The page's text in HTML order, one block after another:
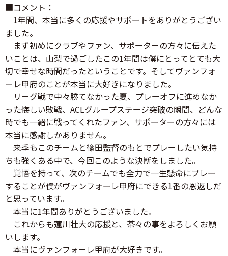
■コメント：
1年間、本当に多くの応援やサポートをありがとうござい
ました。
まず初めにクラブやファン、サポーターの方々に伝えた
いことは、山梨で過ごしたこの1年間は僕にとってとても大
切で幸せな時間だったということです。そしてヴァンフォ
ーレ甲府のことが本当に大好きになりました。
リーグ戦で中々勝てなかった夏、プレーオフに進めなか
った悔しい敗戦、ACLグループステージ突破の瞬間、どんな
時でも一緒に戦ってくれたファン、サポーターの方々には
本当に感謝しかありません。
来季もこのチームと篠田監督のもとでプレーしたい気持
ちも強くある中で、今回このような決断をしました。
覚悟を持って、次のチームでも全力で一生懸命にプレー
することが僕がヴァンフォーレ甲府にできる1番の恩返しだ
と思っています。
本当に1年間ありがとうございました。
これからも蓮川壮大の応援と、茶々の事をよろしくお願
いします。
本当にヴァンフォーレ甲府が大好きです。